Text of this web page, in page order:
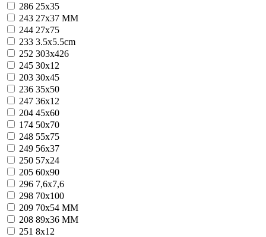
286 25x35
243 27x37 MM
244 27x75
233 3.5x5.5cm
252 303x426
245 30x12
203 30x45
236 35x50
247 36x12
204 45x60
174 50x70
248 55x75
249 56x37
250 57x24
205 60x90
296 7,6x7,6
298 70x100
209 70x54 MM
208 89x36 MM
251 8x12